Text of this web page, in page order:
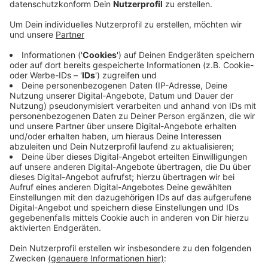
Veröffentlicht:Samstag, 27.06.2026 19:59
Anzeige
Laut einem Sprecher der Schleidener Feuerwehr hat
es zuerst auf dem Balkon der Wohnung gebrannt. Die
Ursache ist noch unklar. Die Flammen griffen dann auf
die Wohnung über. Die etwa 50 Feuerwehrleute
konnten den Brand schnell unter Kontrolle bringen und
löschen. Verletzt wurde niemand, da die Bewohner der
Wohnung zum Zeitpunkt des Brandes einkaufen waren,
so der Sprecher. Die Wohnung ist vorerst nicht
bewohnbar.
Anzeige